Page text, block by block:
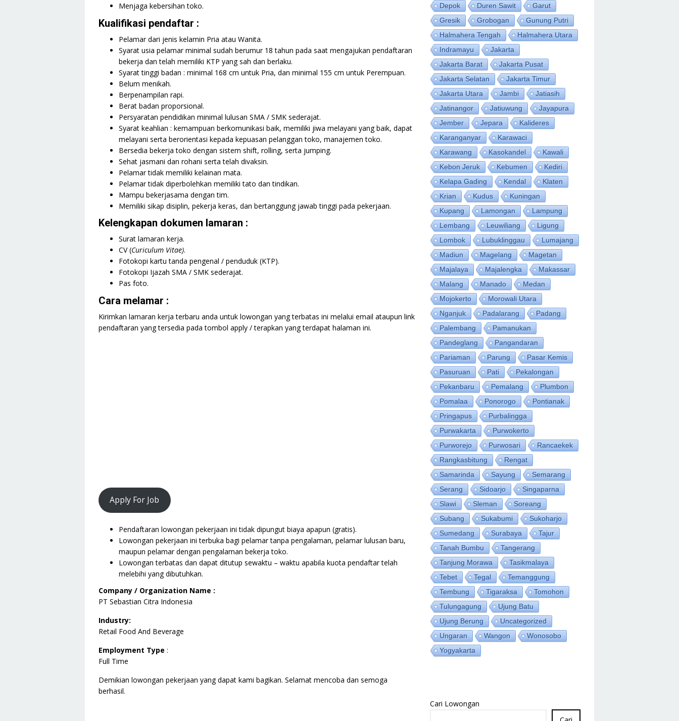
Menjaga kebersihan toko.
Kualifikasi pendaftar :
Pelamar dari jenis kelamin Pria atau Wanita.
Syarat usia pelamar minimal sudah berumur 18 tahun pada saat mengajukan pendaftaran
bekerja dan telah memiliki KTP yang sah dan berlaku.
Syarat tinggi badan : minimal 168 cm untuk Pria, dan minimal 155 cm untuk Perempuan.
Belum menikah.
Berpenampilan rapi.
Berat badan proporsional.
Persyaratan pendidikan minimal lulusan SMA / SMK sederajat.
Syarat keahlian : kemampuan berkomunikasi baik, memiliki jiwa melayani yang baik, dapat
melayani serta berorientasi kepada kepuasan pelanggan toko, manajemen toko.
Bersedia bekerja toko dengan sistem shift, rolling, serta jumping.
Sehat jasmani dan rohani serta telah divaksin.
Pelamar tidak memiliki kelainan mata.
Pelamar tidak diperbolehkan memiliki tato dan tindikan.
Mampu bekerjasama dengan tim.
Memiliki sikap disiplin, pekerja keras, dan bertanggung jawab tinggi pada pekerjaan.
Kelengkapan dokumen lamaran :
Surat lamaran kerja.
CV (Curiculum Vitae).
Fotokopi kartu tanda pengenal / penduduk (KTP).
Fotokopi Ijazah SMA / SMK sederajat.
Pas foto.
Cara melamar :
Kirimkan lamaran kerja terbaru anda untuk lowongan yang terbatas ini melalui email ataupun link
pendaftaran yang tersedia pada tombol apply / terapkan yang terdapat halaman ini.
Apply For Job
Pendaftaran lowongan pekerjaan ini tidak dipungut biaya apapun (gratis).
Lowongan pekerjaan ini terbuka bagi pelamar tanpa pengalaman, pelamar lulusan baru,
maupun pelamar dengan pengalaman bekerja toko.
Lowongan terbatas dan dapat ditutup sewaktu – waktu apabila kuota pendaftar telah
melebihi yang dibutuhkan.
Company / Organization Name :
PT Sebastian Citra Indonesia
Industry:
Retail Food And Beverage
Employment Type :
Full Time
Demikian lowongan pekerjaan yang dapat kami bagikan. Selamat mencoba dan semoga
berhasil.
Depok
Duren Sawit
Garut
Gresik
Grobogan
Gunung Putri
Halmahera Tengah
Halmahera Utara
Indramayu
Jakarta
Jakarta Barat
Jakarta Pusat
Jakarta Selatan
Jakarta Timur
Jakarta Utara
Jambi
Jatiasih
Jatinangor
Jatiuwung
Jayapura
Jember
Jepara
Kalideres
Karanganyar
Karawaci
Karawang
Kasokandel
Kawali
Kebon Jeruk
Kebumen
Kediri
Kelapa Gading
Kendal
Klaten
Krian
Kudus
Kuningan
Kupang
Lamongan
Lampung
Lembang
Leuwiliang
Ligung
Lombok
Lubuklinggau
Lumajang
Madiun
Magelang
Magetan
Majalaya
Majalengka
Makassar
Malang
Manado
Medan
Mojokerto
Morowali Utara
Nganjuk
Padalarang
Padang
Palembang
Pamanukan
Pandeglang
Pangandaran
Pariaman
Parung
Pasar Kemis
Pasuruan
Pati
Pekalongan
Pekanbaru
Pemalang
Plumbon
Pomalaa
Ponorogo
Pontianak
Pringapus
Purbalingga
Purwakarta
Purwokerto
Purworejo
Purwosari
Rancaekek
Rangkasbitung
Rengat
Samarinda
Sayung
Semarang
Serang
Sidoarjo
Singaparna
Slawi
Sleman
Soreang
Subang
Sukabumi
Sukoharjo
Sumedang
Surabaya
Tajur
Tanah Bumbu
Tangerang
Tanjung Morawa
Tasikmalaya
Tebet
Tegal
Temanggung
Tembung
Tigaraksa
Tomohon
Tulungagung
Ujung Batu
Ujung Berung
Uncategorized
Ungaran
Wangon
Wonosobo
Yogyakarta
Cari Lowongan